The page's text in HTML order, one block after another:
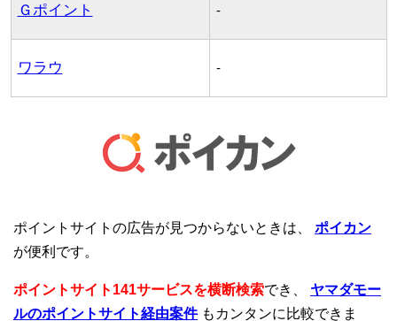
Ｇポイント -
ワラウ -
ポイントサイトの広告が見つからないときは、 ポイカン
が便利です。
ポイントサイト141サービスを横断検索でき、 ヤマダモー
ルのポイントサイト経由案件もカンタンに比較できま